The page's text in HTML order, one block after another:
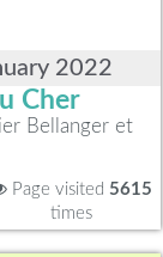
2022
Cher
Bellanger et
Page visited 5615
times